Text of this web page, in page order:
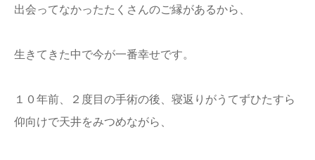
出会ってなかったたくさんのご縁があるから、
生きてきた中で今が一番幸せです。
１０年前、２度目の手術の後、寝返りがうてずひたすら
仰向けで天井をみつめながら、